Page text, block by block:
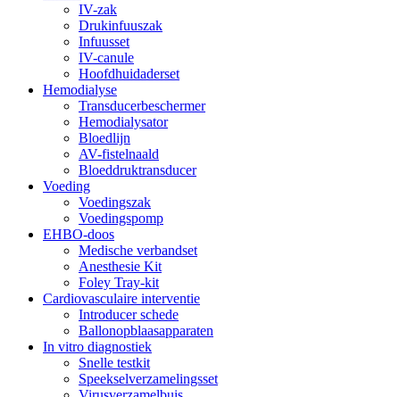
IV-zak
Drukinfuuszak
Infuusset
IV-canule
Hoofdhuidaderset
Hemodialyse
Transducerbeschermer
Hemodialysator
Bloedlijn
AV-fistelnaald
Bloeddruktransducer
Voeding
Voedingszak
Voedingspomp
EHBO-doos
Medische verbandset
Anesthesie Kit
Foley Tray-kit
Cardiovasculaire interventie
Introducer schede
Ballonopblaasapparaten
In vitro diagnostiek
Snelle testkit
Speekselverzamelingsset